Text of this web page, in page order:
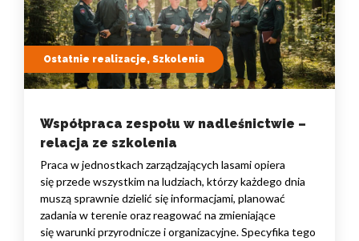
Ostatnie realizacje, Szkolenia
Współpraca zespołu w nadleśnictwie –
relacja ze szkolenia
Praca w jednostkach zarządzających lasami opiera
się przede wszystkim na ludziach, którzy każdego dnia
muszą sprawnie dzielić się informacjami, planować
zadania w terenie oraz reagować na zmieniające
się warunki przyrodnicze i organizacyjne. Specyfika tego